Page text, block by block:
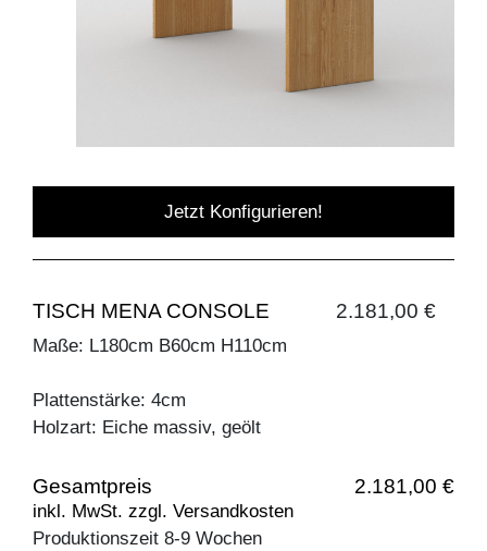
Jetzt Konfigurieren!
TISCH MENA CONSOLE 2.181,00 €
Maße: L180cm B60cm H110cm
Plattenstärke: 4cm
Holzart: Eiche massiv, geölt
Gesamtpreis 2.181,00 €
inkl. MwSt. zzgl. Versandkosten
Produktionszeit 8-9 Wochen